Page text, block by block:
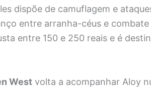
dispõe de camuflagem e
entre arranha-céus e
entre 150 e 250 reais e é
West volta a acompanhar Aloy